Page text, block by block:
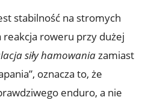
stabilność na stromych
reakcja roweru przy dużej
siły hamowaniazamiast
oznacza to, że
enduro, a nie